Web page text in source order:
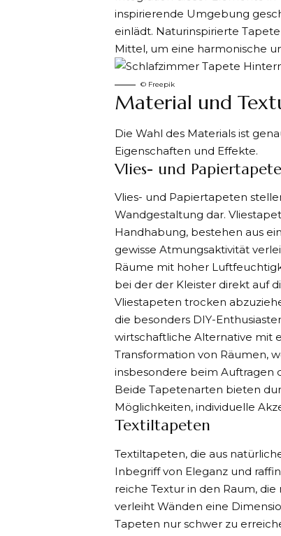
inspirierende Umgebung
einlädt. Naturinspirierte
Mittel, um eine harmonische
©️ Freepik
Material und
Die Wahl des Materials ist
Eigenschaften und Effekte.
Vlies- und
Vlies- und Papiertapeten
Wandgestaltung dar.
Handhabung, bestehen aus
gewisse Atmungsaktivität
Räume mit hoher
bei der der Kleister direkt auf
Vliestapeten trocken
die besonders DIY-
wirtschaftliche Alternative mit
Transformation von Räumen,
insbesondere beim Auftragen
Beide Tapetenarten bieten
Möglichkeiten, individuelle
Textiltapeten
Textiltapeten, die aus
Inbegriff von Eleganz und
reiche Textur in den Raum,
verleiht Wänden eine
Tapeten nur schwer zu